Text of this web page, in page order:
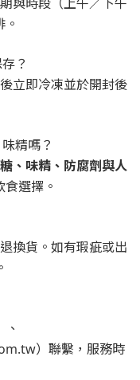
？
立即冷凍並於開封後
精嗎？
、味精、防腐劑與人
選擇。
換貨。如有瑕疵或出
）聯繫，服務時